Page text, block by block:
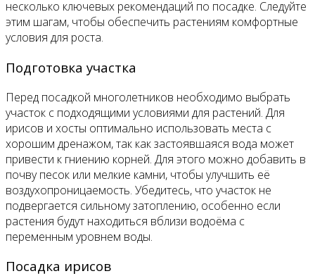
несколько ключевых рекомендаций по посадке. Следуйте
этим шагам, чтобы обеспечить растениям комфортные
условия для роста.
Подготовка участка
Перед посадкой многолетников необходимо выбрать
участок с подходящими условиями для растений. Для
ирисов и хосты оптимально использовать места с
хорошим дренажом, так как застоявшаяся вода может
привести к гниению корней. Для этого можно добавить в
почву песок или мелкие камни, чтобы улучшить её
воздухопроницаемость. Убедитесь, что участок не
подвергается сильному затоплению, особенно если
растения будут находиться вблизи водоёма с
переменным уровнем воды.
Посадка ирисов